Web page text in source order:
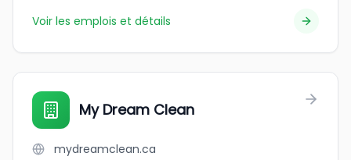
Voir les emplois et détails
My Dream Clean
mydreamclean.ca